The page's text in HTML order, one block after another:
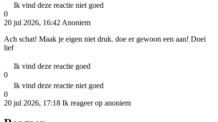
Ik vind deze reactie niet goed
0
20 jul 2026, 16:42 Anoniem
Ach schat! Maak je eigen niet druk. doe er gewoon een aan! Doei
lief
Ik vind deze reactie goed
0
Ik vind deze reactie niet goed
0
20 jul 2026, 17:18 Ik reageer op anoniem